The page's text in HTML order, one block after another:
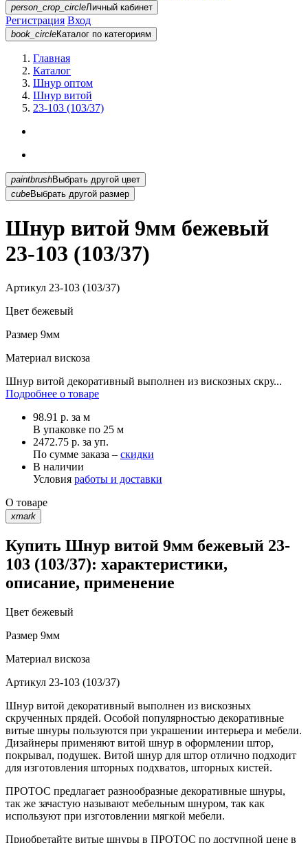
person_crop_circleЛичный кабинет
Регистрация Вход
book_circleКаталог по категориям
Главная
Каталог
Шнур оптом
Шнур витой
23-103 (103/37)
paintbrush
Выбрать другой цвет
cubeВыбрать другой размер
Шнур витой 9мм бежевый
23-103 (103/37)
Артикул 23-103 (103/37)
Цвет бежевый
Размер 9мм
Материал вискоза
Шнур витой декоративный выполнен из вискозных скру...
Подробнее о товаре
98.91 р. за м
В упаковке по 25 м
2472.75 р. за уп.
По сумме заказа – скидки
В наличии
Условия работы и доставки
О товаре
xmark
Купить Шнур витой 9мм бежевый 23-
103 (103/37): характеристики,
описание, применение
Цвет бежевый
Размер 9мм
Материал вискоза
Артикул 23-103 (103/37)
Шнур витой декоративный выполнен из вискозных
скрученных прядей. Особой популярностью декоративные
витые шнуры пользуются при украшении интерьера и мебели.
Дизайнеры применяют витой шнур в оформлении штор,
покрывал, подушек. Витой шнур для штор отлично подходит
для изготовления шторных подхватов, шторных кистей.
ПРОТОС предлагает разнообразные декоративные шнуры,
так же зачастую называют мебельным шнуром, так как
используют при изготовлении мягкой мебели.
Приобретайте витые шнуры в ПРОТОС по доступной цене в